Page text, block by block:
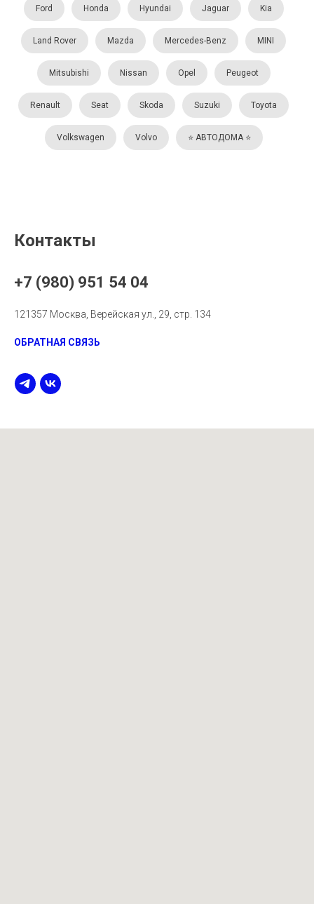
Ford Honda Hyundai Jaguar Kia
Land Rover Mazda Mercedes-Benz MINI
Mitsubishi Nissan Opel Peugeot
Renault Seat Skoda Suzuki Toyota
Volkswagen Volvo ⭐️ АВТОДОМА ⭐️
Контакты
+7 (980) 951 54 04
121357 Москва, Верейская ул., 29, стр. 134
ОБРАТНАЯ СВЯЗЬ